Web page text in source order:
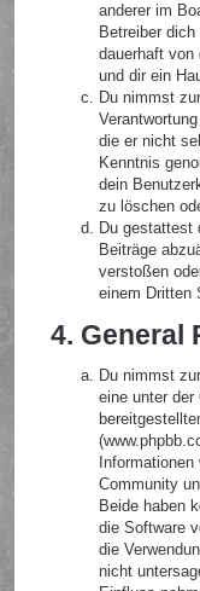
anderer im
Betreiber
dauerhaft von
und dir ein
Du nimmst
die er nicht
Kenntnis
dein
zu löschen
Du gestattest
Beiträge
verstoßen
einem Dritten
4. General
Du nimmst
eine unter der
Community
Beide haben
die Software
die
nicht